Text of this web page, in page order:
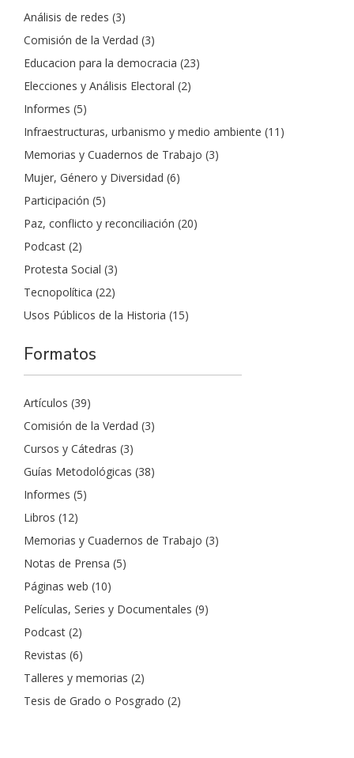
Análisis de redes (3)
Comisión de la Verdad (3)
Educacion para la democracia (23)
Elecciones y Análisis Electoral (2)
Informes (5)
Infraestructuras, urbanismo y medio ambiente (11)
Memorias y Cuadernos de Trabajo (3)
Mujer, Género y Diversidad (6)
Participación (5)
Paz, conflicto y reconciliación (20)
Podcast (2)
Protesta Social (3)
Tecnopolítica (22)
Usos Públicos de la Historia (15)
Formatos
Artículos (39)
Comisión de la Verdad (3)
Cursos y Cátedras (3)
Guías Metodológicas (38)
Informes (5)
Libros (12)
Memorias y Cuadernos de Trabajo (3)
Notas de Prensa (5)
Páginas web (10)
Películas, Series y Documentales (9)
Podcast (2)
Revistas (6)
Talleres y memorias (2)
Tesis de Grado o Posgrado (2)